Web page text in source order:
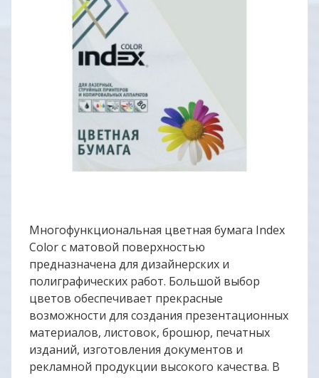
Многофункциональная цветная бумага Index
Color с матовой поверхностью
предназначена для дизайнерских и
полиграфических работ. Большой выбор
цветов обеспечивает прекрасные
возможности для создания презентационных
материалов, листовок, брошюр, печатных
изданий, изготовления документов и
рекламной продукции высокого качества. В